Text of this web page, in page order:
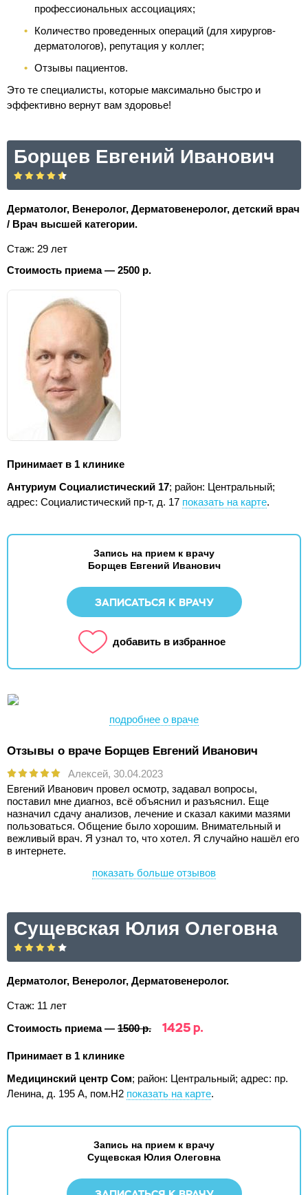
профессиональных ассоциациях;
Количество проведенных операций (для хирургов-
дерматологов), репутация у коллег;
Отзывы пациентов.
Это те специалисты, которые максимально быстро и
эффективно вернут вам здоровье!
Борщев Евгений Иванович
Дерматолог, Венеролог, Дерматовенеролог, детский врач
/ Врач высшей категории.
Стаж: 29 лет
Стоимость приема — 2500 р.
Принимает в 1 клинике
Антуриум Социалистический 17; район: Центральный;
адрес: Социалистический пр-т, д. 17 показать на карте.
Запись на прием к врачу
Борщев Евгений Иванович
ЗАПИСАТЬСЯ К ВРАЧУ
добавить в избранное
подробнее о враче
Отзывы о враче Борщев Евгений Иванович
Алексей, 30.04.2023
Евгений Иванович провел осмотр, задавал вопросы,
поставил мне диагноз, всё объяснил и разъяснил. Еще
назначил сдачу анализов, лечение и сказал какими мазями
пользоваться. Общение было хорошим. Внимательный и
вежливый врач. Я узнал то, что хотел. Я случайно нашёл его
в интернете.
показать больше отзывов
Сущевская Юлия Олеговна
Дерматолог, Венеролог, Дерматовенеролог.
Стаж: 11 лет
Стоимость приема — 1500 р. 1425 р.
Принимает в 1 клинике
Медицинский центр Сом; район: Центральный; адрес: пр.
Ленина, д. 195 А, пом.Н2 показать на карте.
Запись на прием к врачу
Сущевская Юлия Олеговна